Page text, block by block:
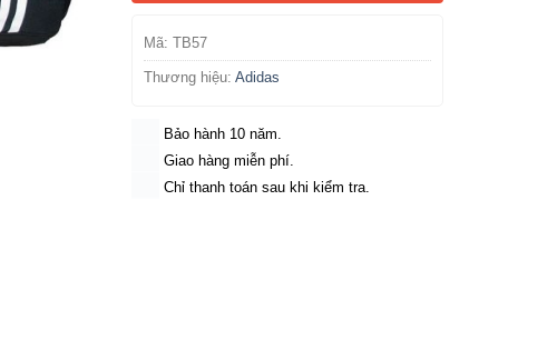
Mã:TB57
Thương hiệu:Adidas
Bảo hành 10 năm.
Giao hàng miễn phí.
Chỉ thanh toán sau khi kiểm tra.